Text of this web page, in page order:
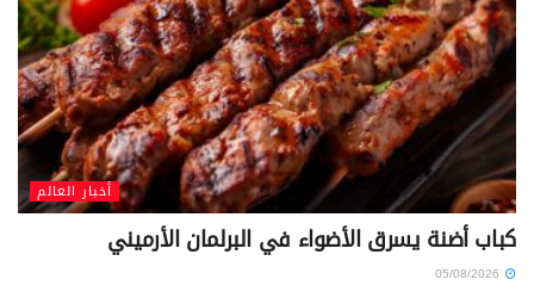
أخبار العالم
كباب أضنة يسرق الأضواء في البرلمان الأرميني